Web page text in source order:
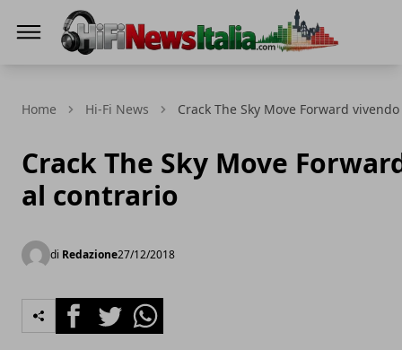
Home Hi-Fi News Crack The Sky Move Forward
Crack The Sky Move
al contrario
di Redazione27/12/2018
FacebookTwitterWhatsapp